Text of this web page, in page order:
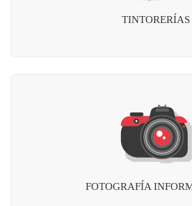
TINTORERÍAS
FOTOGRAFÍA